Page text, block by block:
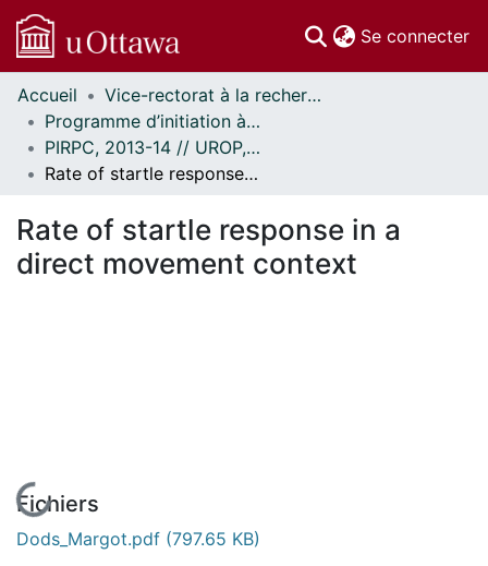
Se connecter
Communautés
et collections
Parcourir
Statistiques
À propos
Accueil
Vice-rectorat à la recherche // Office of the V-P, Research
Programme d’initiation à la recherche au premier cycle (PIRPC) // Undergraduate Research Opportunity Program (UROP)
PIRPC, 2013-14 // UROP, 2013-14
Rate of startle response in a direct movement context
Rate of startle response in a
direct movement context
En cours de chargement...
Fichiers
Dods_Margot.pdf (797.65 KB)